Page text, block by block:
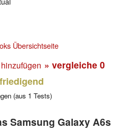
Übersichtseite
» vergleiche 0
(aus 1 Tests)
Samsung Galaxy A6s